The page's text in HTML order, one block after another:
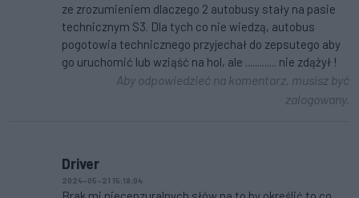
ze zrozumieniem dlaczego 2 autobusy stały na pasie
technicznym S3. Dla tych co nie wiedzą, autobus
pogotowia technicznego przyjechał do zepsutego aby
go uruchomić lub wziąść na hol, ale ............. nie zdążył !
Aby odpowiedzieć na komentarz, musisz być
zalogowany.
Driver
2024-05-21 15:18:04